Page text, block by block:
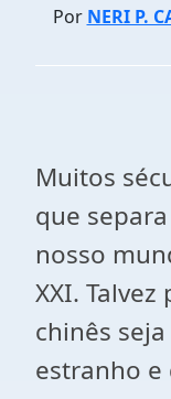
Por NERI P.
Muitos
que
nosso
XXI.
chinês
estranho e